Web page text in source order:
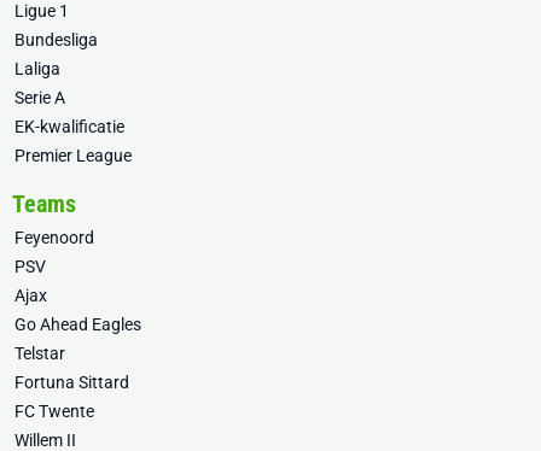
Ligue 1
Bundesliga
Laliga
Serie A
EK-kwalificatie
Premier League
Teams
Feyenoord
PSV
Ajax
Go Ahead Eagles
Telstar
Fortuna Sittard
FC Twente
Willem II